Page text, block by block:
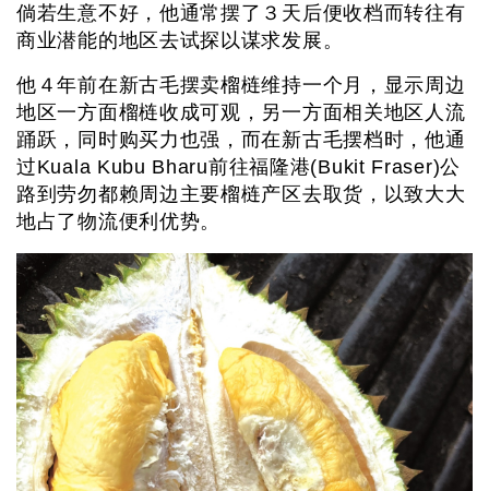
倘若生意不好，他通常摆了３天后便收档而转往有
商业潜能的地区去试探以谋求发展。
他４年前在新古毛摆卖榴梿维持一个月，显示周边
地区一方面榴梿收成可观，另一方面相关地区人流
踊跃，同时购买力也强，而在新古毛摆档时，他通
过Kuala Kubu Bharu前往福隆港(Bukit Fraser)公
路到劳勿都赖周边主要榴梿产区去取货，以致大大
地占了物流便利优势。